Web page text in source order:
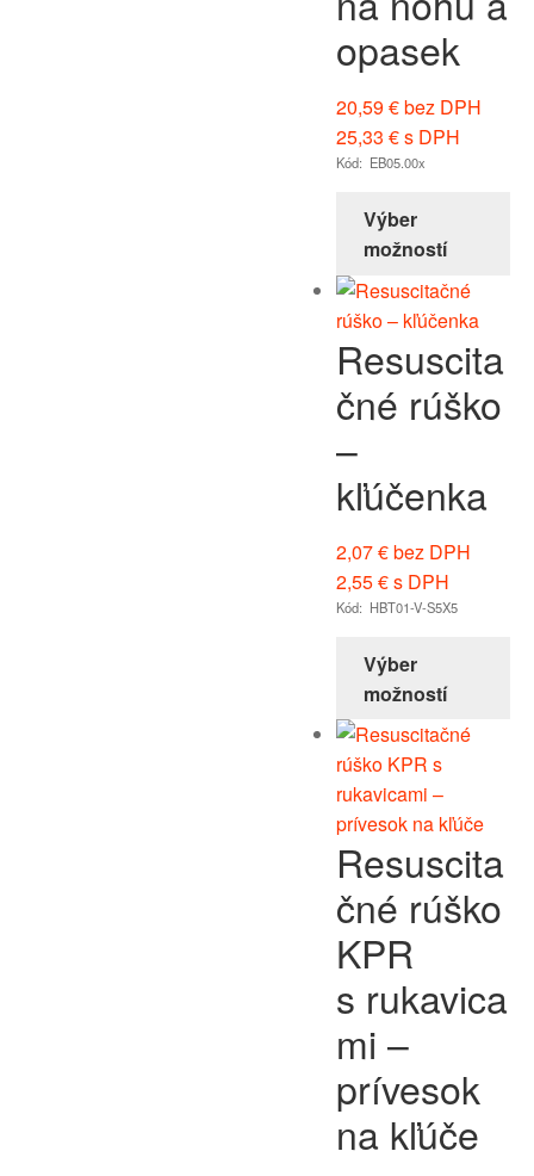
opasek
20,59€bez DPH
25,33 €s DPH
Kód: EB05.00x
Výber
možností
Resuscita
čné rúško
–
kľúčenka
2,07€bez DPH
2,55€s DPH
Kód: HBT01-V-S5X5
Výber
možností
Resuscita
čné rúško
KPR
s rukavica
mi –
prívesok
na kľúče